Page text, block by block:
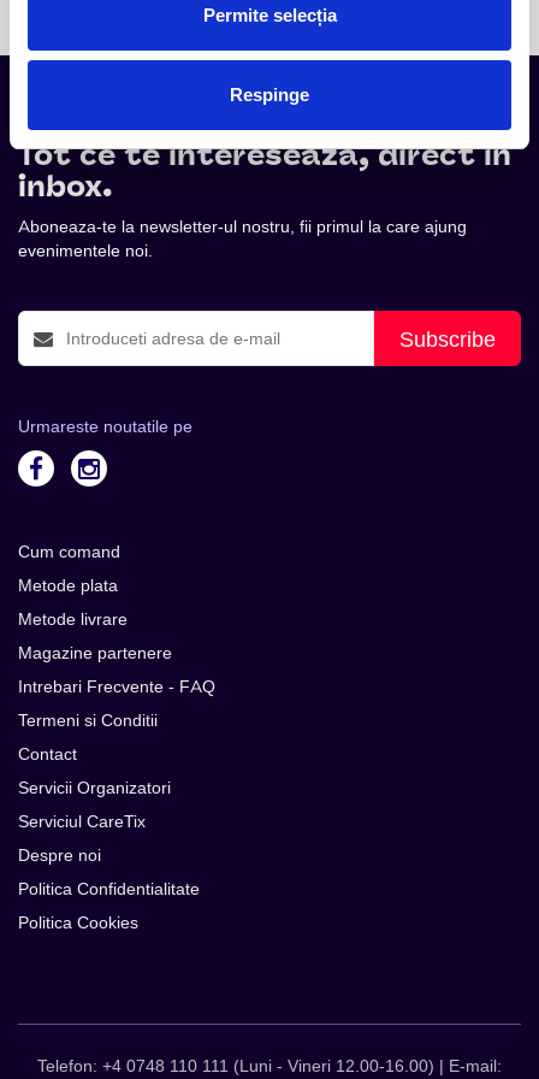
Permite selecția
Respinge
Tot ce te intereseaza, direct in
inbox.
Aboneaza-te la newsletter-ul nostru, fii primul la care ajung
evenimentele noi.
Subscribe
Urmareste noutatile pe
Cum comand
Metode plata
Metode livrare
Magazine partenere
Intrebari Frecvente - FAQ
Termeni si Conditii
Contact
Servicii Organizatori
Serviciul CareTix
Despre noi
Politica Confidentialitate
Politica Cookies
Telefon: +4 0748 110 111 (Luni - Vineri 12.00-16.00) | E-mail: